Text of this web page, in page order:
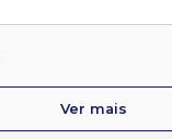
Ver mais